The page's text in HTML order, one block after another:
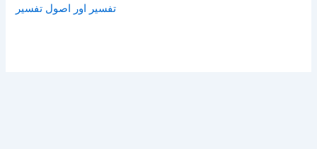
تفسیر اور اصول تفسیر